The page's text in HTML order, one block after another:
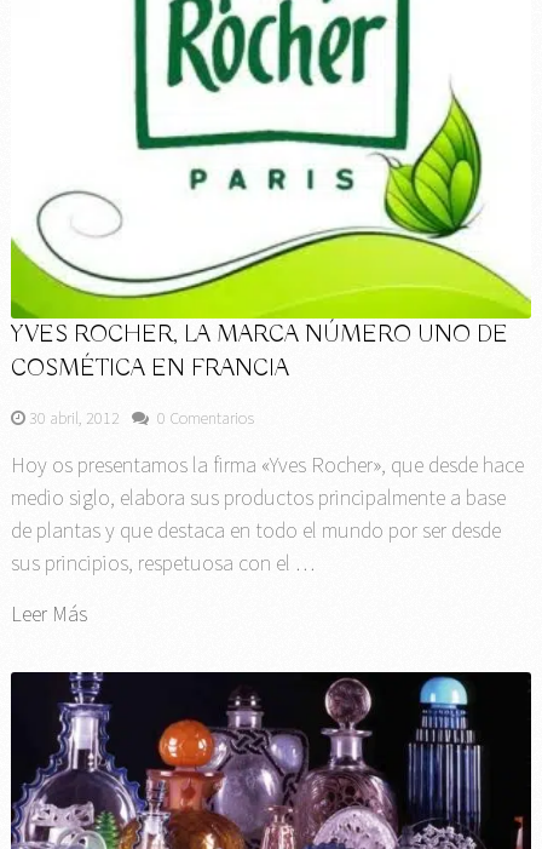
YVES ROCHER, LA MARCA NÚMERO UNO DE
COSMÉTICA EN FRANCIA
30 abril, 2012 0 Comentarios
Hoy os presentamos la firma «Yves Rocher», que desde hace
medio siglo, elabora sus productos principalmente a base
de plantas y que destaca en todo el mundo por ser desde
sus principios, respetuosa con el …
Leer Más